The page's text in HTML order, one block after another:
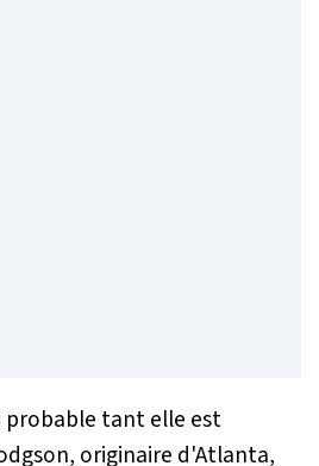
probable tant elle est
originaire d'Atlanta,